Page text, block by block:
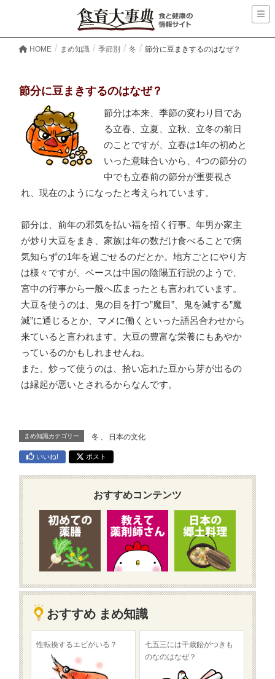
HOME まめ知識 季節別 冬 節分に豆まきするのはなぜ？
節分に豆まきするのはなぜ？
節分は本来、季節の変わり目であ
る立春、立夏、立秋、立冬の前日
のことですが、立春は1年の初めと
いった意味合いから、4つの節分の
中でも立春前の節分が重要視さ
れ、現在のようになったと考えられています。
節分は、前年の邪気を払い福を招く行事。年男か家主
が炒り大豆をまき、家族は年の数だけ食べることで病
気知らずの1年を過ごせるのだとか。地方ごとにやり方
は様々ですが、ベースは中国の陰陽五行説のようで、
宮中の行事から一般へ広まったとも言われています。
大豆を使うのは、鬼の目を打つ”魔目”、鬼を滅する”魔
滅”に通じるとか、マメに働くといった語呂合わせから
来ていると言われます。大豆の豊富な栄養にもあやか
っているのかもしれませんね。
また、炒って使うのは、拾い忘れた豆から芽が出るの
は縁起が悪いとされるからなんです。
まめ知識カテゴリー 冬 、 日本の文化
いいね! ポスト
おすすめコンテンツ
おすすめ まめ知識
性転換するエビがいる？
七五三には千歳飴がつきも
のなのはなぜ？